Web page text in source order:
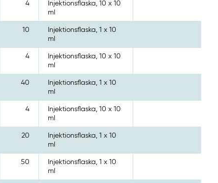
4
Injektionsflaska, 10 x 10
ml
10
Injektionsflaska, 1 x 10
ml
4
Injektionsflaska, 10 x 10
ml
40
Injektionsflaska, 1 x 10
ml
4
Injektionsflaska, 10 x 10
ml
20
Injektionsflaska, 1 x 10
ml
50
Injektionsflaska, 1 x 10
ml